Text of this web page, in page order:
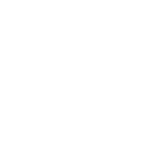
und
Erhaltung und
an den
anders sind,
mit Chemie und
braucht es eine
damit für jeden
werden